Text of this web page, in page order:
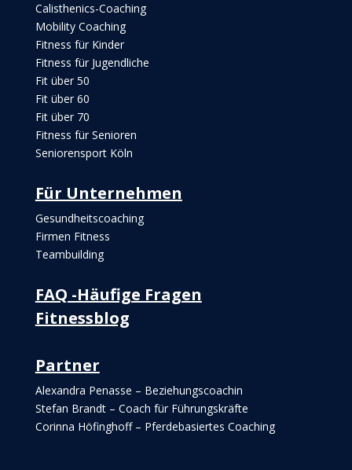
Calisthenics-Coaching
Mobility Coaching
Fitness für Kinder
Fitness für Jugendliche
Fit über 50
Fit über 60
Fit über 70
Fitness für Senioren
Seniorensport Köln
Für Unternehmen
Gesundheitscoaching
Firmen Fitness
Teambuilding
FAQ -Häufige Fragen
Fitnessblog
Partner
Alexandra Penasse – Beziehungscoachin
Stefan Brandt – Coach für Führungskräfte
Corinna Höfinghoff – Pferdebasiertes Coaching